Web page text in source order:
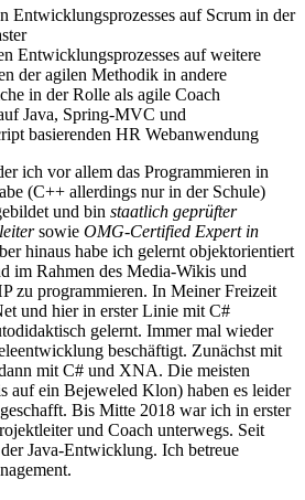
Entwicklungsprozesses auf Scrum in der
Entwicklungsprozesses auf weitere
der agilen Methodik in andere
in der Rolle als agile Coach
Java, Spring-MVC und
basierenden HR Webanwendung
ich vor allem das Programmieren in
(C++ allerdings nur in der Schule)
und bin staatlich geprüfter
sowie OMG-Certified Expert in
hinaus habe ich gelernt objektorientiert
im Rahmen des Media-Wikis und
zu programmieren. In Meiner Freizeit
und hier in erster Linie mit C#
gelernt. Immer mal wieder
beschäftigt. Zunächst mit
mit C# und XNA. Die meisten
auf ein Bejeweled Klon) haben es leider
Bis Mitte 2018 war ich in erster
und Coach unterwegs. Seit
Java-Entwicklung. Ich betreue